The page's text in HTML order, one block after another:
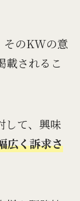
そのKWの意
載されるこ
して、興味
広く訴求さ